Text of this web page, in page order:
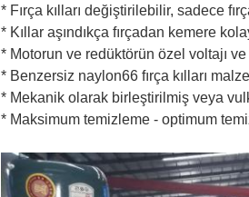
* Fırça kılları değiştirilebilir, sadece
* Kıllar aşındıkça fırçadan kemere
* Motorun ve redüktörün özel voltajı
* Benzersiz naylon66 fırça kılları
* Mekanik olarak birleştirilmiş veya
* Maksimum temizleme - optimum